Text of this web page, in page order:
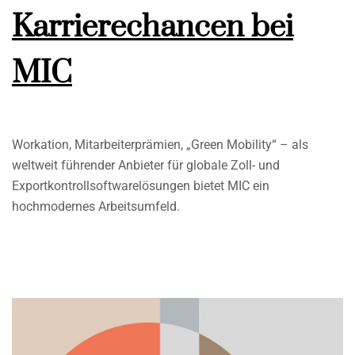
Karrierechancen bei
MIC
Workation, Mitarbeiterprämien, „Green Mobility“ – als
weltweit führender Anbieter für globale Zoll- und
Exportkontrollsoftwarelösungen bietet MIC ein
hochmodernes Arbeitsumfeld.